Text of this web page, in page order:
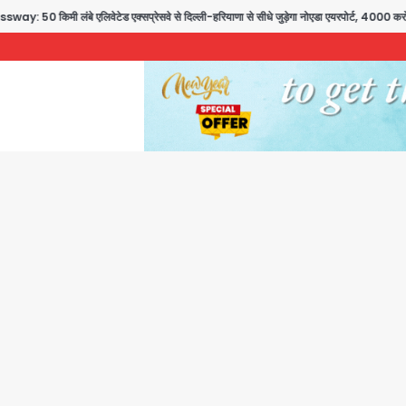
एक्सप्रेसवे से दिल्ली-हरियाणा से सीधे जुड़ेगा नोएडा एयरपोर्ट, 4000 करोड़ रुपये की